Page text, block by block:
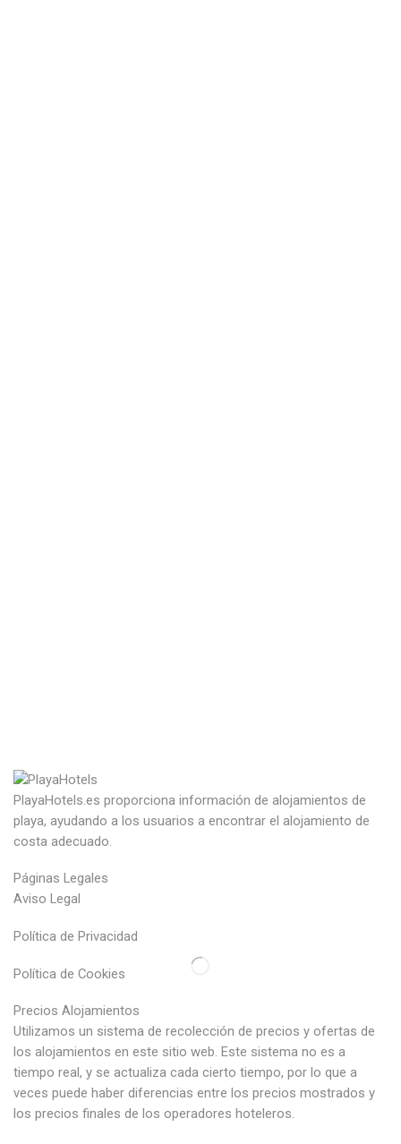
PlayaHotels.es proporciona información de alojamientos de
playa, ayudando a los usuarios a encontrar el alojamiento de
costa adecuado.
Páginas Legales
Aviso Legal
Política de Privacidad
Política de Cookies
Precios Alojamientos
Utilizamos un sistema de recolección de precios y ofertas de
los alojamientos en este sitio web. Este sistema no es a
tiempo real, y se actualiza cada cierto tiempo, por lo que a
veces puede haber diferencias entre los precios mostrados y
los precios finales de los operadores hoteleros.